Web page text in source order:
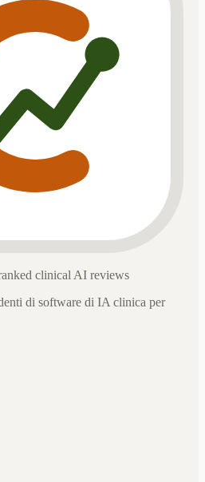
clinical AI reviews
di software di IA clinica per